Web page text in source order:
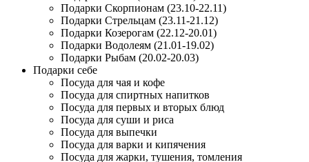
Подарки Скорпионам (23.10-22.11)
Подарки Стрельцам (23.11-21.12)
Подарки Козерогам (22.12-20.01)
Подарки Водолеям (21.01-19.02)
Подарки Рыбам (20.02-20.03)
Подарки себе
Посуда для чая и кофе
Посуда для спиртных напитков
Посуда для первых и вторых блюд
Посуда для суши и риса
Посуда для выпечки
Посуда для варки и кипячения
Посуда для жарки, тушения, томления